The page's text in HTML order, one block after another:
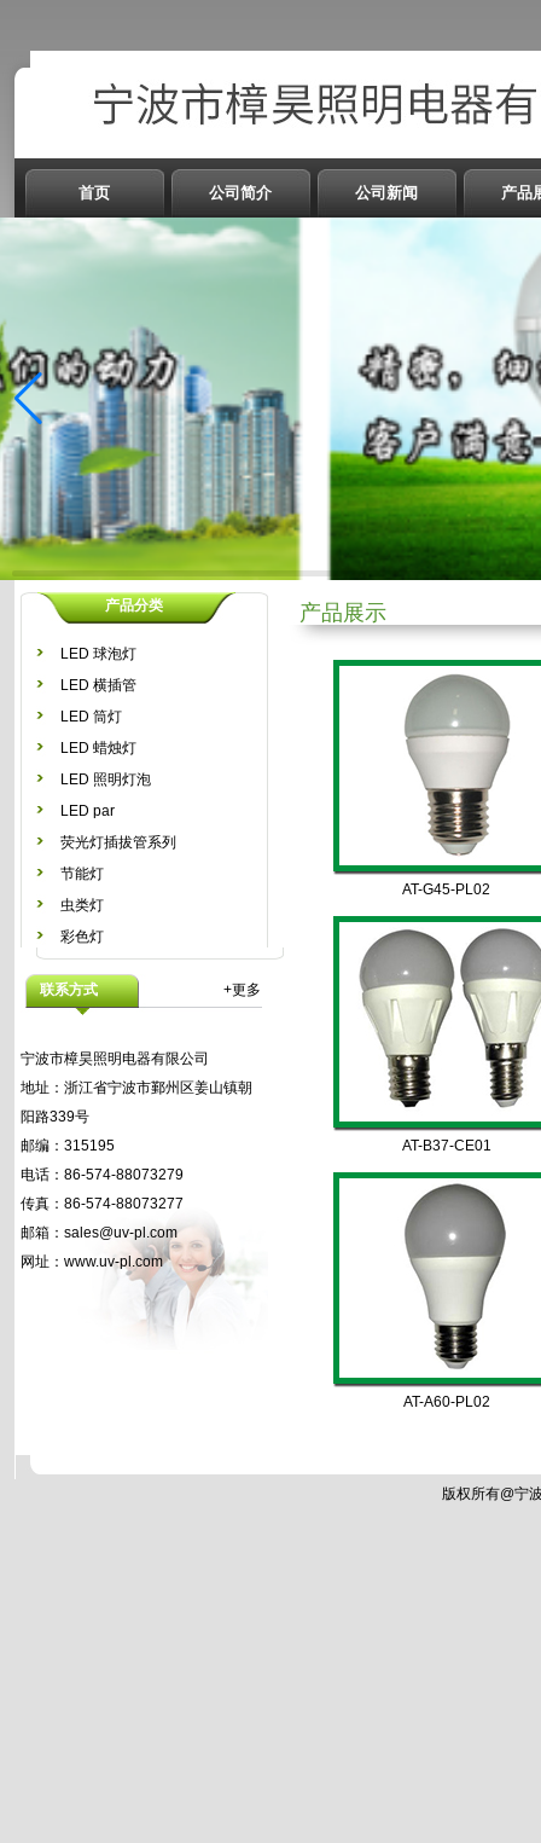
首页 公司简介 公司新闻 产品
产品分类
LED 球泡灯
LED 横插管
LED 筒灯
LED 蜡烛灯
LED 照明灯泡
LED par
荧光灯插拔管系列
节能灯
虫类灯
彩色灯
联系方式 +更多
宁波市樟昊照明电器有限公司
地址：浙江省宁波市鄞州区姜山镇朝
阳路339号
邮编：315195
电话：86-574-88073279
传真：86-574-88073277
邮箱：sales@uv-pl.com
网址：www.uv-pl.com
产品展示
AT-G45-PL02
AT-B37-CE01
AT-A60-PL02
版权所有@宁